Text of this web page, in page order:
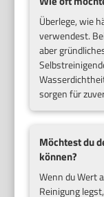
Überlege, wie
verwendest.
aber
sorgen für
Möchtest du
können?
Wenn du Wert
Reinigung